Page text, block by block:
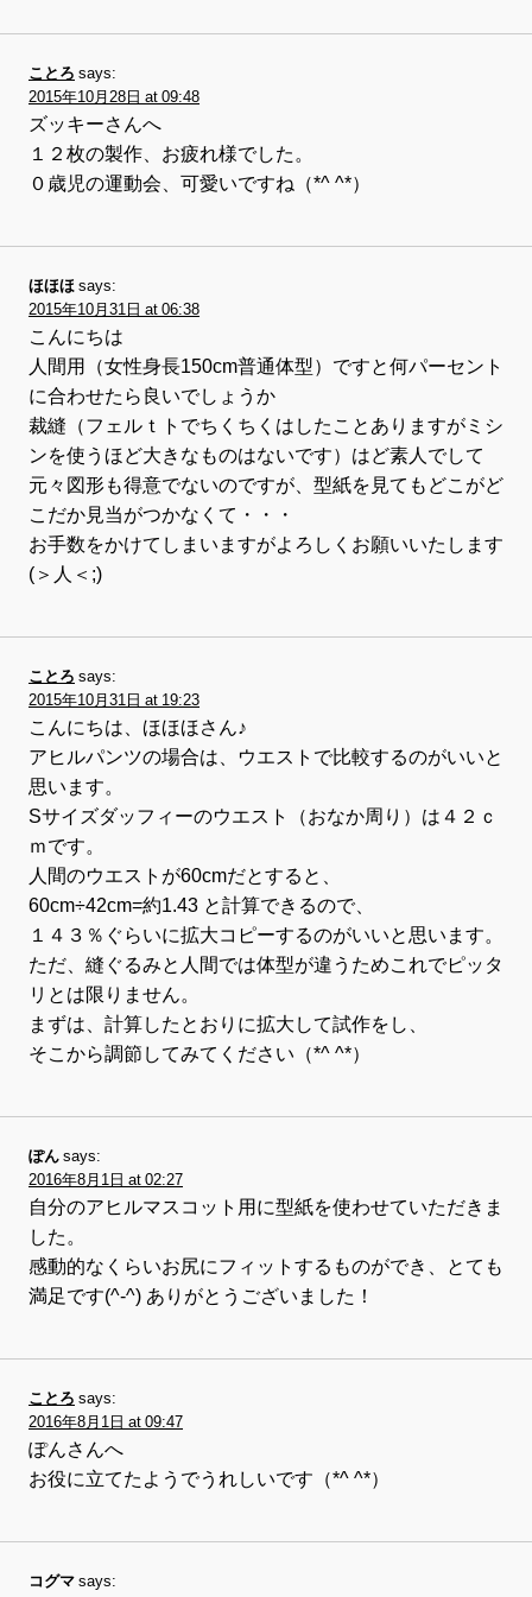
ことろ says:
2015年10月28日 at 09:48
ズッキーさんへ
１２枚の製作、お疲れ様でした。
０歳児の運動会、可愛いですね（*^ ^*）
ほほほ says:
2015年10月31日 at 06:38
こんにちは
人間用（女性身長150cm普通体型）ですと何パーセント
に合わせたら良いでしょうか
裁縫（フェルｔトでちくちくはしたことありますがミシ
ンを使うほど大きなものはないです）はど素人でして
元々図形も得意でないのですが、型紙を見てもどこがど
こだか見当がつかなくて・・・
お手数をかけてしまいますがよろしくお願いいたします
(＞人＜;)
ことろ says:
2015年10月31日 at 19:23
こんにちは、ほほほさん♪
アヒルパンツの場合は、ウエストで比較するのがいいと
思います。
Sサイズダッフィーのウエスト（おなか周り）は４２ｃ
ｍです。
人間のウエストが60cmだとすると、
60cm÷42cm=約1.43 と計算できるので、
１４３％ぐらいに拡大コピーするのがいいと思います。
ただ、縫ぐるみと人間では体型が違うためこれでピッタ
リとは限りません。
まずは、計算したとおりに拡大して試作をし、
そこから調節してみてください（*^ ^*）
ぽん says:
2016年8月1日 at 02:27
自分のアヒルマスコット用に型紙を使わせていただきま
した。
感動的なくらいお尻にフィットするものができ、とても
満足です(^-^) ありがとうございました！
ことろ says:
2016年8月1日 at 09:47
ぽんさんへ
お役に立てたようでうれしいです（*^ ^*）
コグマ says: